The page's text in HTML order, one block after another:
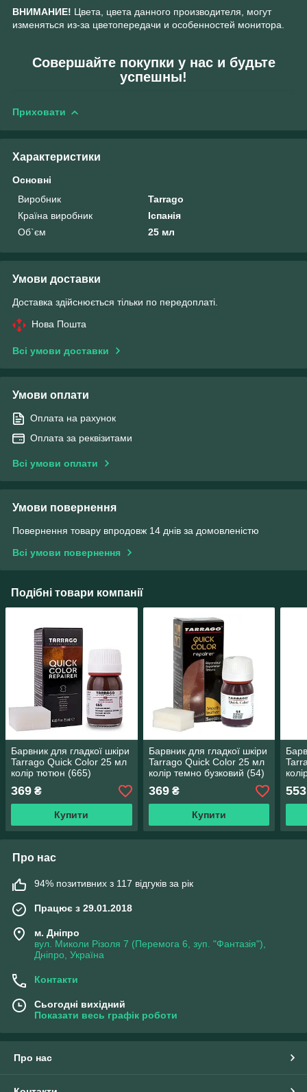
ВНИМАНИЕ! Цвета, цвета данного производителя, могут
изменяться из-за цветопередачи и особенностей монитора.
Совершайте покупки у нас и будьте
успешны!
Приховати
Характеристики
Основні
Виробник
Tarrago
Країна виробник
Іспанія
Об`єм
25 мл
Умови доставки
Доставка здійснюється тільки по передоплаті.
Нова Пошта
Всі умови доставки
Умови оплати
Оплата на рахунок
Оплата за реквізитами
Всі умови оплати
Умови повернення
Повернення товару впродовж 14 днів за домовленістю
Всі умови повернення
Подібні товари компанії
Барвник для гладкої шкіри
Tarrago Quick Color 25 мл
колір тютюн (665)
369 ₴
Купити
Барвник для гладкої шкіри
Tarrago Quick Color 25 мл
колір темно бузковий (54)
369₴
Купити
Про нас
94% позитивних з 117 відгуків за рік
Працює з 29.01.2018
м. Дніпро
вул. Миколи Різоля 7 (Перемога 6, зуп. "Фантазія"),
Дніпро, Україна
Контакти
Сьогодні вихідний
Показати весь графік роботи
Про нас